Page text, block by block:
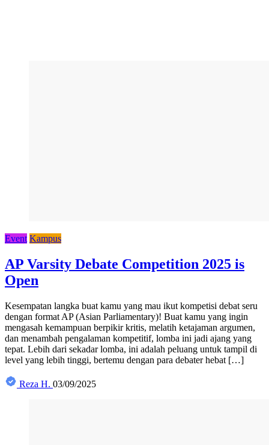
Event Kampus
AP Varsity Debate Competition 2025 is
Open
Kesempatan langka buat kamu yang mau ikut kompetisi debat seru
dengan format AP (Asian Parliamentary)! Buat kamu yang ingin
mengasah kemampuan berpikir kritis, melatih ketajaman argumen,
dan menambah pengalaman kompetitif, lomba ini jadi ajang yang
tepat. Lebih dari sekadar lomba, ini adalah peluang untuk tampil di
level yang lebih tinggi, bertemu dengan para debater hebat […]
Reza H. 03/09/2025